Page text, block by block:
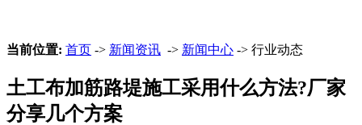
当前位置: 首页 -> 新闻资讯 -> 新闻中心 -> 行业动态
土工布加筋路堤施工采用什么方法?厂家
分享几个方案